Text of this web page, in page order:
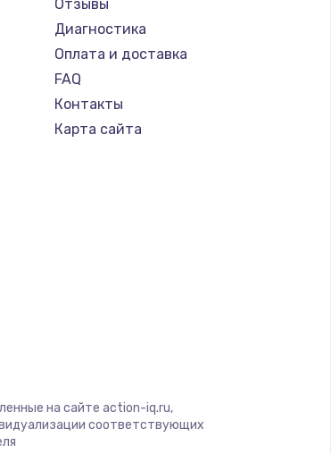
Отзывы
Диагностика
Оплата и доставка
FAQ
Контакты
Карта сайта
на сайте action-iq.ru,
соответствующих